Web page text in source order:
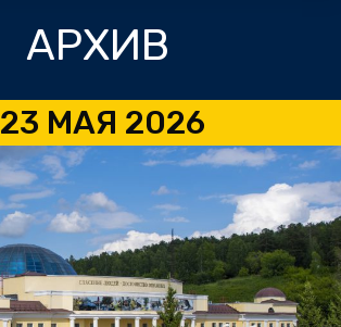
АРХИВ
23 МАЯ 2026